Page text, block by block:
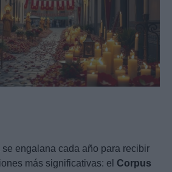
se engalana cada año para recibir
más significativas: el Corpus